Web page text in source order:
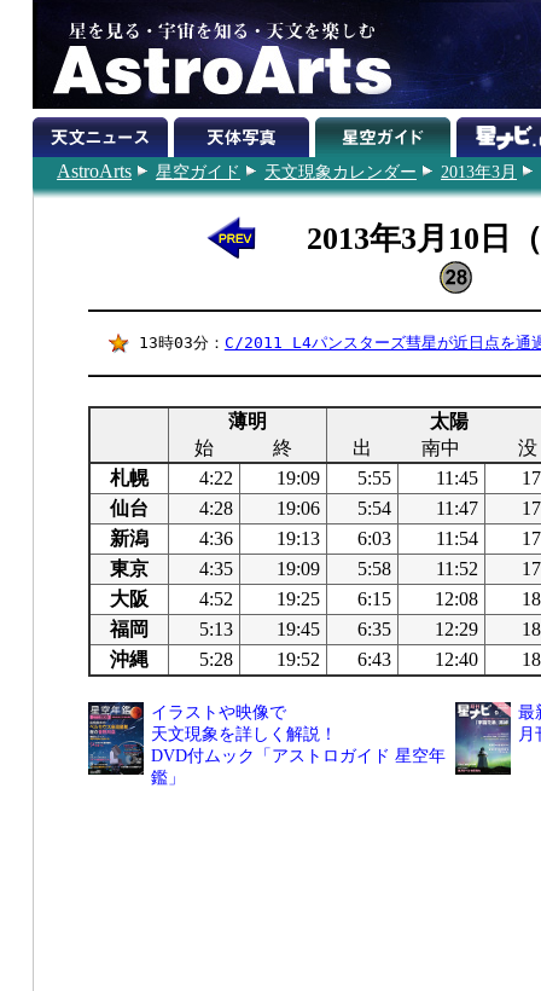
AstroArts 星空ガイド 天文現象カレンダー 2013年3月
2013年3月10日
13時03分： C/2011 L4パンスターズ彗星が近日点を通
薄明
太陽
始
終 出 南中
没
札幌
4:22 19:09 5:55 11:45
仙台
4:28 19:06 5:54 11:47
新潟
4:36 19:13 6:03 11:54
東京
4:35 19:09 5:58 11:52
大阪
4:52 19:25 6:15 12:08
福岡
5:13 19:45 6:35 12:29
沖縄
5:28 19:52 6:43 12:40
イラストや映像で
天文現象を詳しく解説！
DVD付ムック「アストロガイド 星空年
鑑」
最
月